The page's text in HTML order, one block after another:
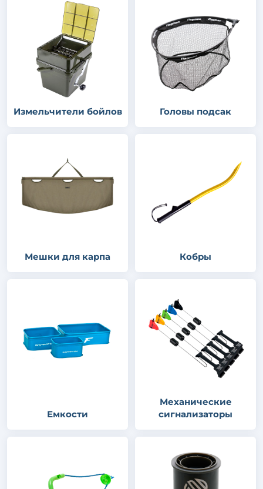
Измельчители бойлов Головы подсак
Мешки для карпа Кобры
Емкости
Механические
сигнализаторы